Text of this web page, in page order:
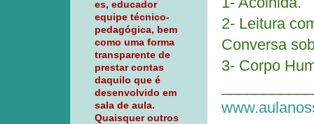
2- Leitura
Conversa
3- Corpo
es, educador
equipe técnico-
pedagógica, bem
como uma forma
transparente de
prestar contas
daquilo que é
desenvolvido em
sala de aula.
Quaisquer outros